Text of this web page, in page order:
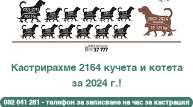
Кастрирахме 2164 кучета и котета
за 2024 г.!
082 841 281 - телефон за записване на час за кастрация